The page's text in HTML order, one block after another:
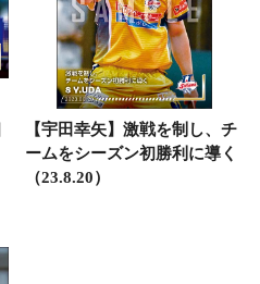
【宇田幸矢】激戦を制し、チ
ームをシーズン初勝利に導く
（23.8.20）